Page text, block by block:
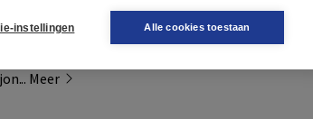
Nederlandse leerlingen is al jaren een
hieraan doen? Beginnen bij de basis:
Meer
instellingen Alle cookies toestaan